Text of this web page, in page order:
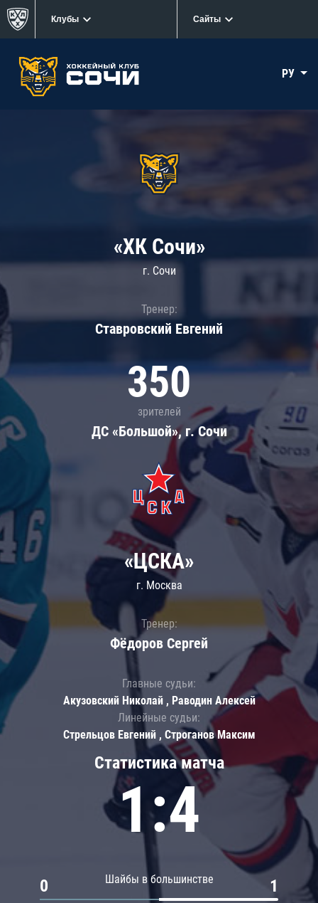
Клубы Сайты
РУ
«ХК Сочи»
г. Сочи
Тренер:
Ставровский Евгений
350
зрителей
ДС «Большой», г. Сочи
Статистика матча
1:4
Шайбы в большинстве
0 1
«ЦСКА»
г. Москва
Тренер:
Фёдоров Сергей
Главные судьи:
Акузовский Николай , Раводин Алексей
Линейные судьи:
Стрельцов Евгений , Строганов Максим